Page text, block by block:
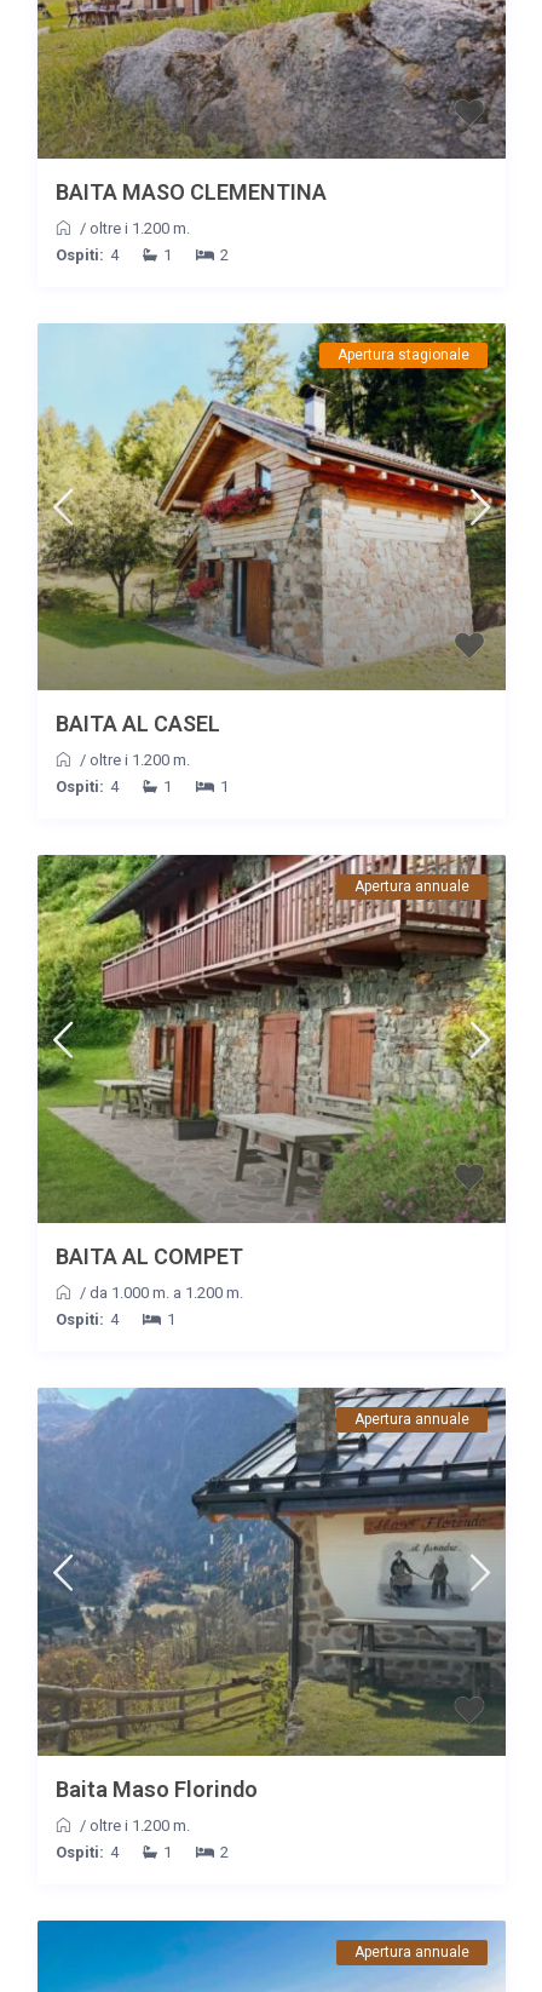
BAITA MASO CLEMENTINA
/ oltre i 1.200 m.
Ospiti: 4 1 2
Apertura stagionale
BAITA AL CASEL
/ oltre i 1.200 m.
Ospiti: 4 1 1
Apertura annuale
BAITA AL COMPET
/ da 1.000 m. a 1.200 m.
Ospiti: 4 1
Apertura annuale
Baita Maso Florindo
/ oltre i 1.200 m.
Ospiti: 4 1 2
Apertura annuale